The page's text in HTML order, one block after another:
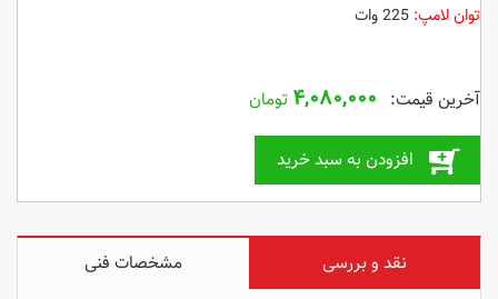
توان لامپ:
۴,۰۸۰,۰۰۰ تومان
افزودن به سبد خرید
نقد و بررسی
مشخصات فنی